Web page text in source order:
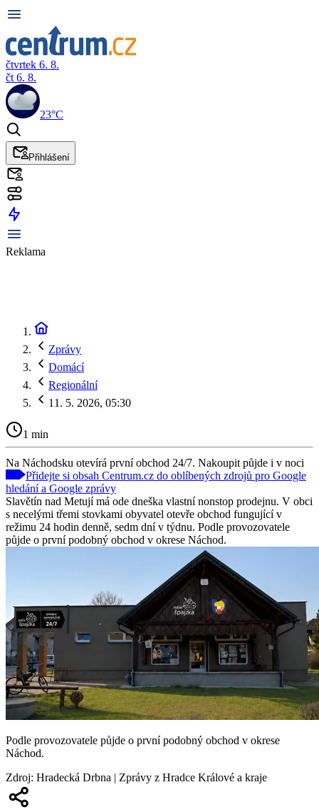
čtvrtek 6. 8.
čt 6. 8.
23°C
Přihlášení
Reklama
Zprávy
Domácí
Regionální
11. 5. 2026, 05:30
1 min
Na Náchodsku otevírá první obchod 24/7. Nakoupit půjde i v noci
Přidejte si obsah Centrum.cz do oblíbených zdrojů pro Google
hledání a Google zprávy
Slavětín nad Metují má ode dneška vlastní nonstop prodejnu. V obci
s necelými třemi stovkami obyvatel otevře obchod fungující v
režimu 24 hodin denně, sedm dní v týdnu. Podle provozovatele
půjde o první podobný obchod v okrese Náchod.
Podle provozovatele půjde o první podobný obchod v okrese
Náchod.
Zdroj: Hradecká Drbna | Zprávy z Hradce Králové a kraje